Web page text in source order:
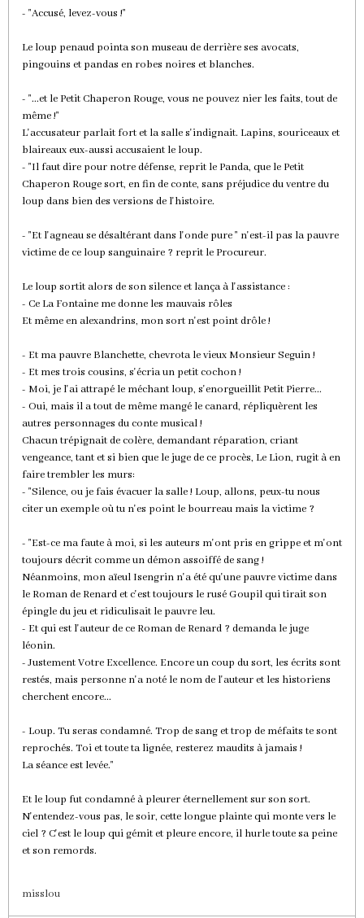
- "Accusé, levez-vous !"
Le loup penaud pointa son museau de derrière ses avocats,
pingouins et pandas en robes noires et blanches.
- "...et le Petit Chaperon Rouge, vous ne pouvez nier les faits, tout de
même !"
L'accusateur parlait fort et la salle s'indignait. Lapins, souriceaux et
blaireaux eux-aussi accusaient le loup.
- "Il faut dire pour notre défense, reprit le Panda, que le Petit
Chaperon Rouge sort, en fin de conte, sans préjudice du ventre du
loup dans bien des versions de l'histoire.
- "Et l'agneau se désaltérant dans l'onde pure " n'est-il pas la pauvre
victime de ce loup sanguinaire ? reprit le Procureur.
Le loup sortit alors de son silence et lança à l'assistance :
- Ce La Fontaine me donne les mauvais rôles
Et même en alexandrins, mon sort n'est point drôle !
- Et ma pauvre Blanchette, chevrota le vieux Monsieur Seguin !
- Et mes trois cousins, s'écria un petit cochon !
- Moi, je l'ai attrapé le méchant loup, s'enorgueillit Petit Pierre...
- Oui, mais il a tout de même mangé le canard, répliquèrent les
autres personnages du conte musical !
Chacun trépignait de colère, demandant réparation, criant
vengeance, tant et si bien que le juge de ce procès, Le Lion, rugit à en
faire trembler les murs:
- "Silence, ou je fais évacuer la salle ! Loup, allons, peux-tu nous
citer un exemple où tu n'es point le bourreau mais la victime ?
- "Est-ce ma faute à moi, si les auteurs m'ont pris en grippe et m'ont
toujours décrit comme un démon assoiffé de sang !
Néanmoins, mon aïeul Isengrin n'a été qu'une pauvre victime dans
le Roman de Renard et c'est toujours le rusé Goupil qui tirait son
épingle du jeu et ridiculisait le pauvre leu.
- Et qui est l'auteur de ce Roman de Renard ? demanda le juge
léonin.
- Justement Votre Excellence. Encore un coup du sort, les écrits sont
restés, mais personne n'a noté le nom de l'auteur et les historiens
cherchent encore...
- Loup. Tu seras condamné. Trop de sang et trop de méfaits te sont
reprochés. Toi et toute ta lignée, resterez maudits à jamais !
La séance est levée."
Et le loup fut condamné à pleurer éternellement sur son sort.
N'entendez-vous pas, le soir, cette longue plainte qui monte vers le
ciel ? C'est le loup qui gémit et pleure encore, il hurle toute sa peine
et son remords.
misslou